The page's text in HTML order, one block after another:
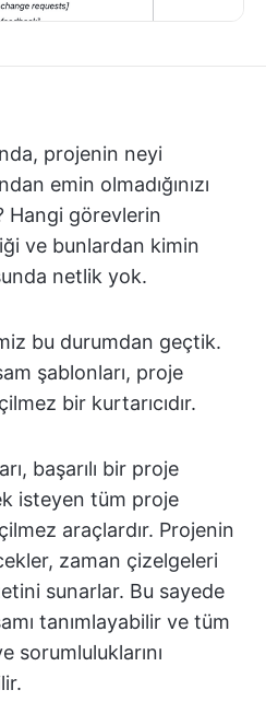
projenin neyi
emin olmadığınızı
Hangi görevlerin
ve bunlardan kimin
netlik yok.
bu durumdan geçtik.
şablonları, proje
bir kurtarıcıdır.
başarılı bir proje
isteyen tüm proje
araçlardır. Projenin
zaman çizelgeleri
sunarlar. Bu sayede
tanımlayabilir ve tüm
sorumluluklarını